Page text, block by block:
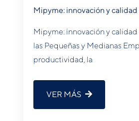
Mipyme: innovación y
Mipyme: innovación y
las Pequeñas y Medianas
productividad, la
VER MÁS